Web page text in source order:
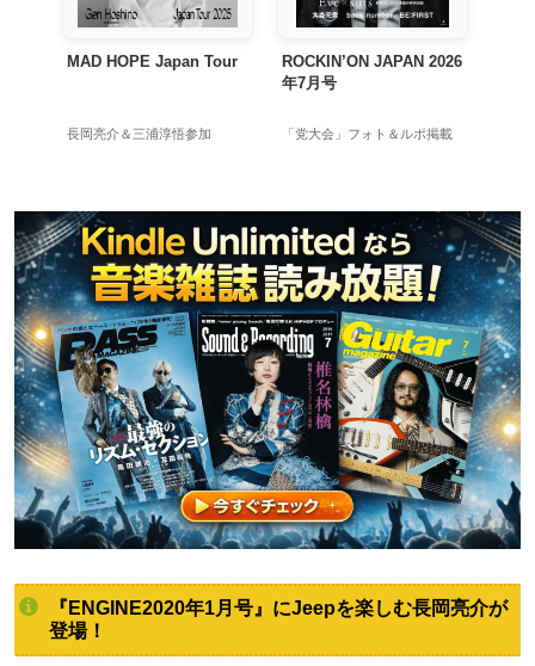
MAD HOPE Japan Tour
長岡亮介＆三浦淳悟参加
ROCKIN’ON JAPAN 2026
年7月号
「党大会」フォト＆ルポ掲載
禁じ手 ア
『ENGINE2020年1月号』にJeepを楽しむ長岡亮介が
登場！